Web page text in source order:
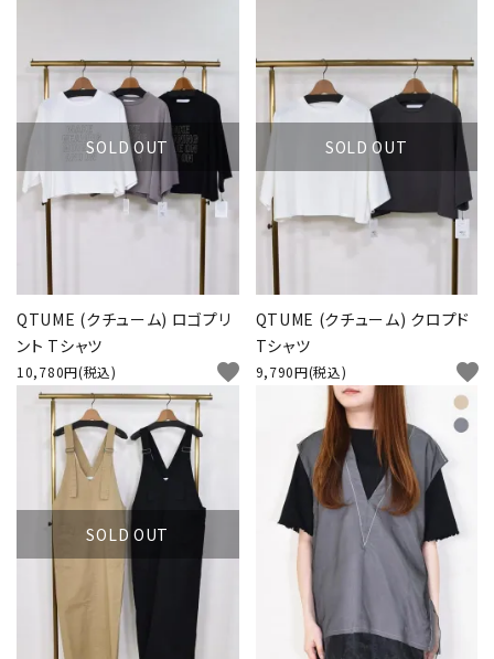
SOLD OUT
QTUME (クチューム) ロゴプリ
ント Tシャツ
10,780円(税込) favorite
SOLD OUT
QTUME (クチューム) クロプド
Tシャツ
9,790円(税込) favorite
SOLD OUT